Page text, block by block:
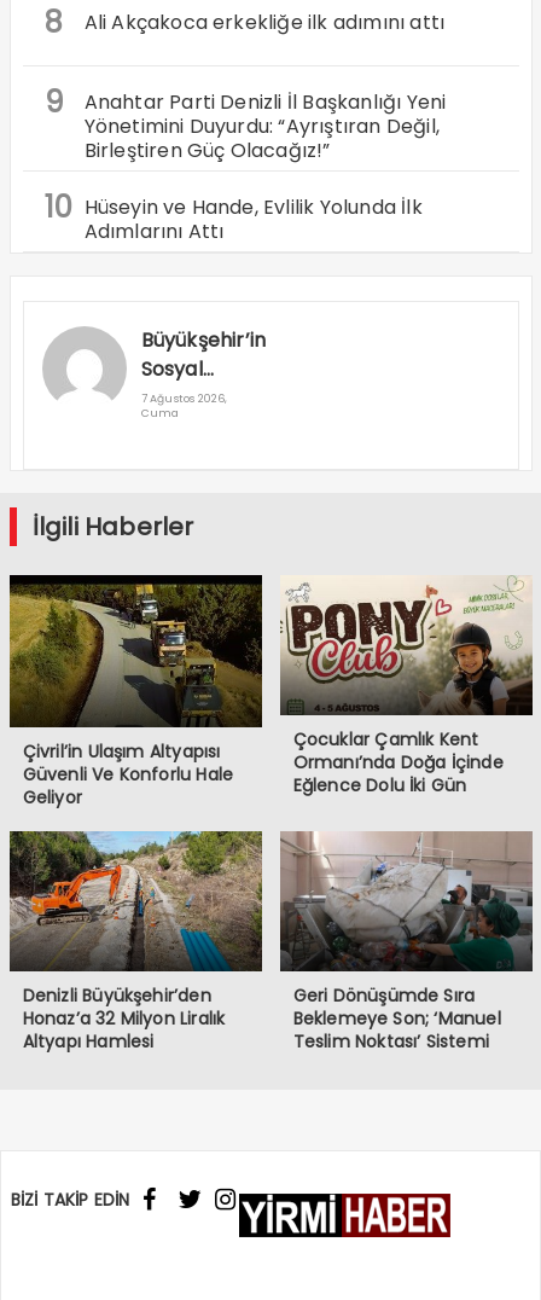
8 Ali Akçakoca erkekliğe ilk adımını attı
9
Anahtar Parti Denizli İl Başkanlığı Yeni
Yönetimini Duyurdu: “Ayrıştıran Değil,
Birleştiren Güç Olacağız!”
10 Hüseyin ve Hande, Evlilik Yolunda İlk
Adımlarını Attı
Büyükşehir’in
Sosyal
Destek
7 Ağustos 2026,
Cuma
İlgili Haberler
Çivril’in Ulaşım Altyapısı
Güvenli Ve Konforlu Hale
Geliyor
Çocuklar Çamlık Kent
Ormanı’nda Doğa İçinde
Eğlence Dolu İki Gün
Denizli Büyükşehir’den
Honaz’a 32 Milyon Liralık
Altyapı Hamlesi
Geri Dönüşümde Sıra
Beklemeye Son; ‘Manuel
Teslim Noktası’ Sistemi
BİZİ TAKİP EDİN